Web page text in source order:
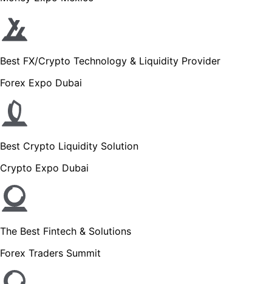
Best FX/Crypto Technology & Liquidity Provider
Forex Expo Dubai
Best Crypto Liquidity Solution
Crypto Expo Dubai
The Best Fintech & Solutions
Forex Traders Summit